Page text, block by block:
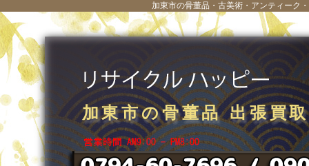
加東市の骨董品・古美術・アンティーク
加東市の骨董品 出張買
加東市の骨董品 出張買
加東市の骨董品 出張買
加東市の骨董品 出張買
加東市の骨董品 出張買
加東市の骨董品 出張買
加東市の骨董品 出張買
加東市の骨董品 出張買
加東市の骨董品 出張買
加東市の骨董品 出張買